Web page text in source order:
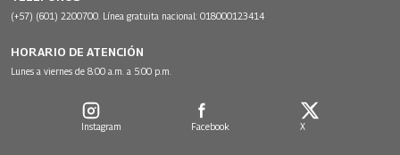
(+57) (601) 2200700. Línea gratuita nacional: 018000123414
HORARIO DE ATENCIÓN
Lunes a viernes de 8:00 a.m. a 5:00 p.m.
Instagram Facebook X